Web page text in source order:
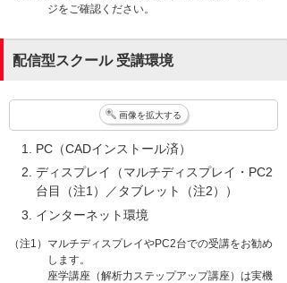
ジをご確認ください。
配信型スクール 受講環境
画像を拡大する
PC（CADインストール済）
ディスプレイ（マルチディスプレイ・PC2
台目（注1）／タブレット（注2））
インターネット環境
（注1）マルチディスプレイやPC2台での受講をお勧め
します。
座学講座（解析力ステップアップ講座）は実機